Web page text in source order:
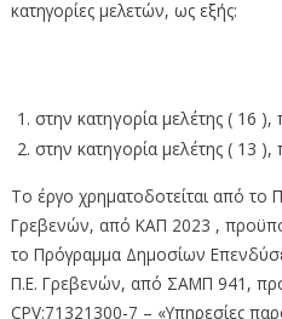
κατηγορίες μελετών, ως εξής:
στην κατηγορία μελέτης ( 16 ),
στην κατηγορία μελέτης ( 13 ),
Το έργο χρηματοδοτείται από το
Γρεβενών, από ΚΑΠ 2023 ,
το Πρόγραμμα Δημοσίων
Π.Ε. Γρεβενών, από ΣΑΜΠ 941,
CPV:71321300-7 – «Υπηρεσίες